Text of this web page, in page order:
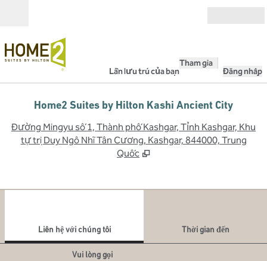
Lần lưu trú của bạn
Tham gia
Đăng nhập
Home2 Suites by Hilton Kashi Ancient City
Đường Mingyu số 1, Thành phố Kashgar, Tỉnh Kashgar, Khu
tự trị Duy Ngô Nhĩ Tân Cương, Kashgar, 844000, Trung
Quốc
Liên hệ với chúng tôi
Thời gian đến
Vui lòng gọi
Gọi